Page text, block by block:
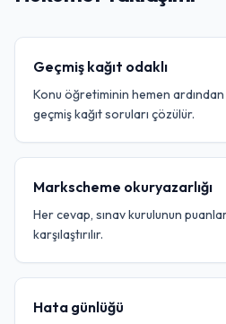
Geçmiş kağıt odaklı
Konu öğretiminin hemen ardından
geçmiş kağıt soruları çözülür.
Markscheme okuryazarlığı
Her cevap, sınav kurulunun
karşılaştırılır.
Hata günlüğü